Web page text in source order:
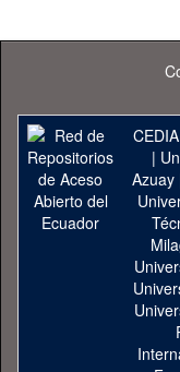
CEDIA
|
Azuay